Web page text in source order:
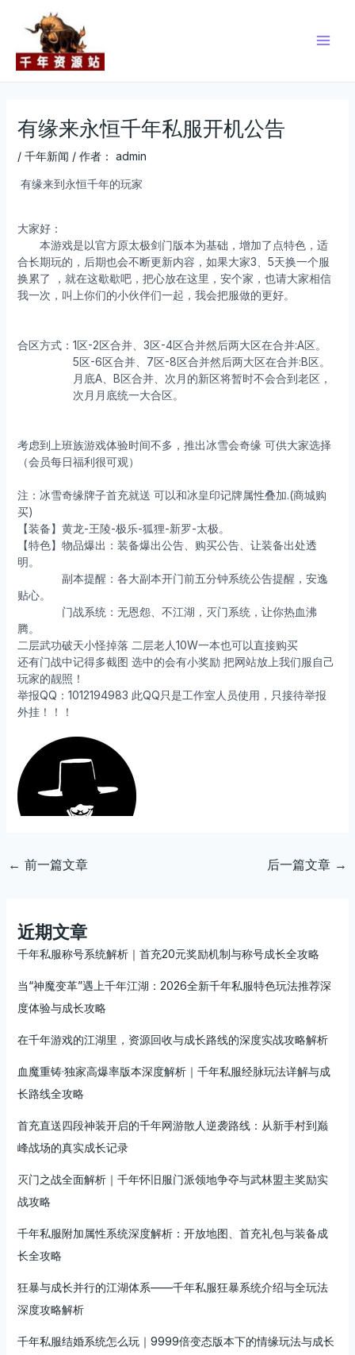
有缘来永恒千年私服开机公告
/ 千年新闻 / 作者： admin
有缘来到永恒千年的玩家
大家好：
本游戏是以官方原太极剑门版本为基础，增加了点特色，适
合长期玩的，后期也会不断更新内容，如果大家3、5天换一个服
换累了 ，就在这歇歇吧，把心放在这里，安个家，也请大家相信
我一次，叫上你们的小伙伴们一起，我会把服做的更好。
合区方式：1区-2区合并、3区-4区合并然后两大区在合并:A区。
5区-6区合并、7区-8区合并然后两大区在合并:B区。
月底A、B区合并、次月的新区将暂时不会合到老区，
次月月底统一大合区。
考虑到上班族游戏体验时间不多，推出冰雪会奇缘 可供大家选择
（会员每日福利很可观）
注：冰雪奇缘牌子首充就送 可以和冰皇印记牌属性叠加.(商城购
买)
【装备】黄龙-王陵-极乐-狐狸-新罗-太极。
【特色】物品爆出：装备爆出公告、购买公告、让装备出处透
明。
副本提醒：各大副本开门前五分钟系统公告提醒，安逸
贴心。
门战系统：无恩怨、不江湖，灭门系统，让你热血沸
腾。
二层武功破天小怪掉落 二层老人10W一本也可以直接购买
还有门战中记得多截图 选中的会有小奖励 把网站放上我们服自己
玩家的靓照！
举报QQ：1012194983 此QQ只是工作室人员使用，只接待举报
外挂！！！
navigation
← 前一篇文章 后一篇文章 →
近期文章
千年私服称号系统解析｜首充20元奖励机制与称号成长全攻略
当“神魔变革”遇上千年江湖：2026全新千年私服特色玩法推荐深
度体验与成长攻略
在千年游戏的江湖里，资源回收与成长路线的深度实战攻略解析
血魔重铸·独家高爆率版本深度解析｜千年私服经脉玩法详解与成
长路线全攻略
首充直送四段神装开启的千年网游散人逆袭路线：从新手村到巅
峰战场的真实成长记录
灭门之战全面解析｜千年怀旧服门派领地争夺与武林盟主奖励实
战攻略
千年私服附加属性系统深度解析：开放地图、首充礼包与装备成
长全攻略
狂暴与成长并行的江湖体系——千年私服狂暴系统介绍与全玩法
深度攻略解析
千年私服结婚系统怎么玩｜9999倍变态版本下的情缘玩法与成长